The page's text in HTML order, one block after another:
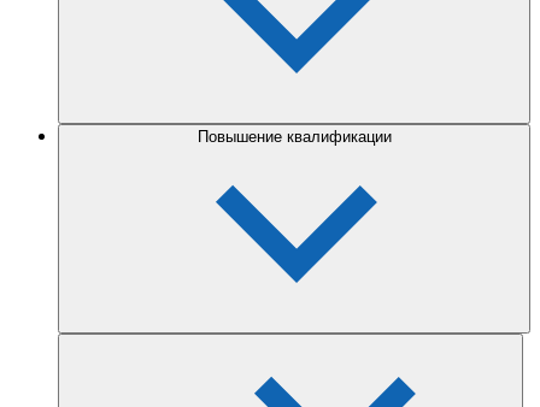
Повышение квалификации